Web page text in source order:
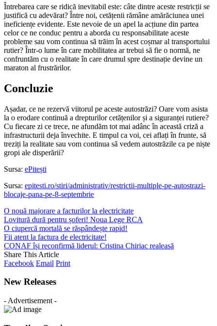
Întrebarea care se ridică inevitabil este: câte dintre aceste restricții se
justifică cu adevărat? Între noi, cetățenii rămâne amărăciunea unei
ineficiențe evidente. Este nevoie de un apel la acțiune din partea
celor ce ne conduc pentru a aborda cu responsabilitate aceste
probleme sau vom continua să trăim în acest coșmar al transportului
rutier? Într-o lume în care mobilitatea ar trebui să fie o normă, ne
confruntăm cu o realitate în care drumul spre destinație devine un
maraton al frustrărilor.
Concluzie
Așadar, ce ne rezervă viitorul pe aceste autostrăzi? Oare vom asista
la o erodare continuă a drepturilor cetățenilor și a siguranței rutiere?
Cu fiecare zi ce trece, ne afundăm tot mai adânc în această criză a
infrastructurii deja învechite. E timpul ca voi, cei aflați în frunte, să
treziți la realitate sau vom continua să vedem autostrăzile ca pe niște
gropi ale disperării?
Sursa: ePitești
Sursa: epitesti.ro/stiri/administrativ/restrictii-multiple-pe-autostrazi-
blocaje-pana-pe-8-septembrie
O nouă majorare a facturilor la electricitate
Lovitură dură pentru șoferi! Noua Lege RCA
O ciupercă mortală se răspândește rapid!
Fii atent la factura de electricitate!
CONAF își reconfirmă liderul: Cristina Chiriac realeasă
Share This Article
Facebook Email Print
New Releases
- Advertisement -